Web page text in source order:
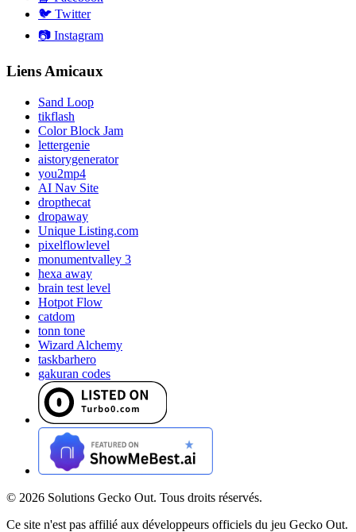
🐦 Twitter
📷 Instagram
Liens Amicaux
Sand Loop
tikflash
Color Block Jam
lettergenie
aistorygenerator
you2mp4
AI Nav Site
dropthecat
dropaway
Unique Listing.com
pixelflowlevel
monumentvalley 3
hexa away
brain test level
Hotpot Flow
catdom
tonn tone
Wizard Alchemy
taskbarhero
gakuran codes
© 2026 Solutions Gecko Out. Tous droits réservés.
Ce site n'est pas affilié aux développeurs officiels du jeu Gecko Out.